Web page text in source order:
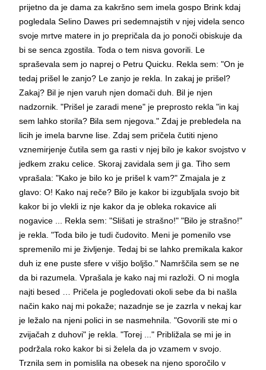
prijetno da je dama za kakršno sem imela gospo Brink kdaj
pogledala Selino Dawes pri sedemnajstih v njej videla senco
svoje mrtve matere in jo prepričala da jo ponoči obiskuje da
bi se senca zgostila. Toda o tem nisva govorili. Le
spraševala sem jo naprej o Petru Quicku. Rekla sem: "On je
tedaj prišel le zanjo? Le zanjo je rekla. In zakaj je prišel?
Zakaj? Bil je njen varuh njen domači duh. Bil je njen
nadzornik. "Prišel je zaradi mene" je preprosto rekla "in kaj
sem lahko storila? Bila sem njegova." Zdaj je prebledela na
licih je imela barvne lise. Zdaj sem pričela čutiti njeno
vznemirjenje čutila sem ga rasti v njej bilo je kakor svojstvo v
jedkem zraku celice. Skoraj zavidala sem ji ga. Tiho sem
vprašala: "Kako je bilo ko je prišel k vam?" Zmajala je z
glavo: O! Kako naj reče? Bilo je kakor bi izgubljala svojo bit
kakor bi jo vlekli iz nje kakor da je obleka rokavice ali
nogavice ... Rekla sem: "Slišati je strašno!" "Bilo je strašno!"
je rekla. "Toda bilo je tudi čudovito. Meni je pomenilo vse
spremenilo mi je življenje. Tedaj bi se lahko premikala kakor
duh iz ene puste sfere v višjo boljšo." Namrščila sem se ne
da bi razumela. Vprašala je kako naj mi razloži. O ni mogla
najti besed … Pričela je pogledovati okoli sebe da bi našla
način kako naj mi pokaže; nazadnje se je zazrla v nekaj kar
je ležalo na njeni polici in se nasmehnila. "Govorili ste mi o
zvijačah z duhovi" je rekla. "Torej ..." Približala se mi je in
podržala roko kakor bi si želela da jo vzamem v svojo.
Trznila sem in pomislila na obesek na njeno sporočilo v